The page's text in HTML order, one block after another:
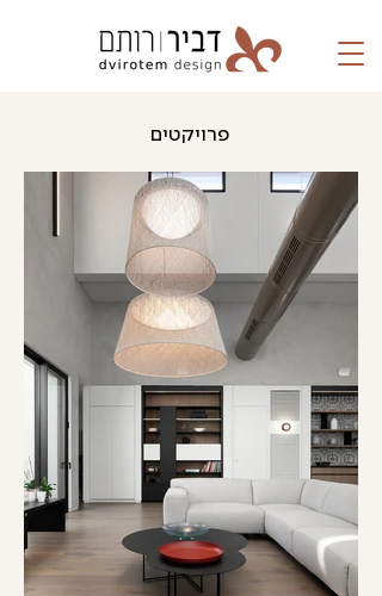
פרויקטים